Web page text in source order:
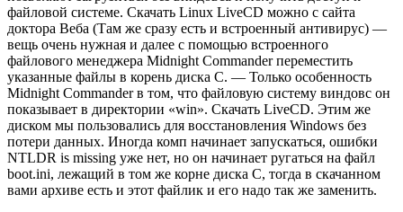
файловой системе. Скачать Linux LiveCD можно с сайта
доктора Веба (Там же сразу есть и встроенный антивирус) —
вещь очень нужная и далее с помощью встроенного
файлового менеджера Midnight Commander переместить
указанные файлы в корень диска С. — Только особенность
Midnight Commander в том, что файловую систему виндовс он
показывает в директории «win». Скачать LiveCD. Этим же
диском мы пользовались для восстановления Windows без
потери данных. Иногда комп начинает запускаться, ошибки
NTLDR is missing уже нет, но он начинает ругаться на файл
boot.ini, лежащий в том же корне диска С, тогда в скачанном
вами архиве есть и этот файлик и его надо так же заменить.